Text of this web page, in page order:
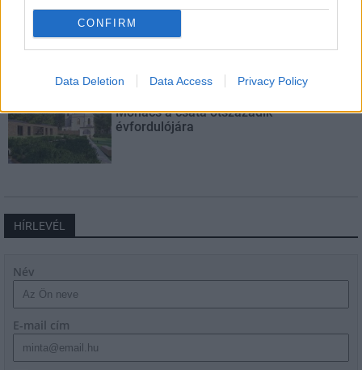
CONFIRM
Data Deletion Data Access Privacy Policy
Látlelet a hazai víziközművekről?
Egyetlen, fél évszázados vezetéken
múlt Bicske vízellátása
Mohács a csata ötszázadik
évfordulójára
HÍRLEVÉL
Név
E-mail cím